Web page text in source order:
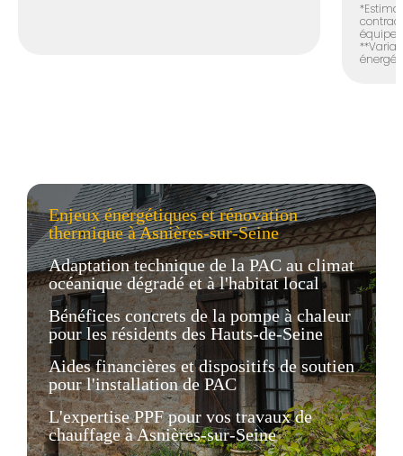
Enjeux énergétiques et rénovation
thermique à Asnières-sur-Seine
Adaptation technique de la PAC au climat
océanique dégradé et à l'habitat local
Bénéfices concrets de la pompe à chaleur
pour les résidents des Hauts-de-Seine
Aides financières et dispositifs de soutien
pour l'installation de PAC
L'expertise PPF pour vos travaux de
chauffage à Asnières-sur-Seine